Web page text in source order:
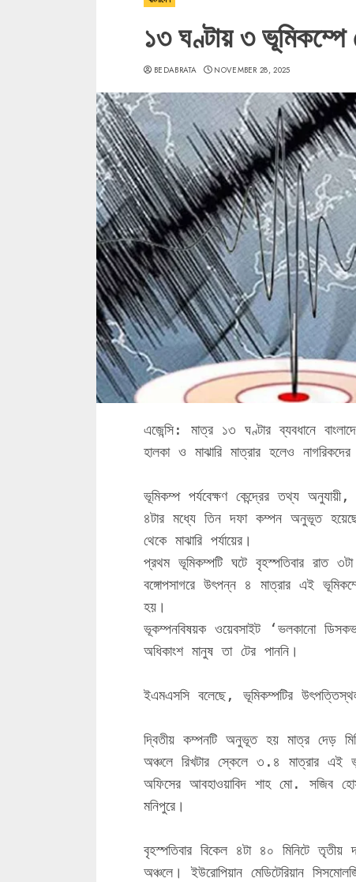
১৩ ঘণ্টায় ৩
BEDABRATA NOVEMBER 28, 2025
এজেন্সি: মাত্র ১৩ ঘণ্টার ব্যবধানে
হালকা ও মাঝারি মাত্রার হলেও
ভূমিকম্প পর্যবেক্ষণ কেন্দ্রের তথ্য
৪টার মধ্যে তিন দফা কম্পন অনুভূত
থেকে মাঝারি পর্যায়ের।
প্রথম ভূমিকম্পটি ঘটে বৃহস্পতিবার রাত
বঙ্গোপসাগরে উৎপন্ন ৪ মাত্রার এই
হয়।
ভূকম্পনবিষয়ক ওয়েবসাইট ‘ভলকানো
অধিকাংশ মানুষ তা টের পাননি।
ইএমএসসি বলেছে, ভূমিকম্পটির
দ্বিতীয় কম্পনটি অনুভূত হয় মাত্র দেড়
অঞ্চলে রিখটার স্কেলে ৩.৪ মাত্রার এই
অফিসের আবহাওয়াবিদ শাহ মো. সজিব
মনিপুরে।
বৃহস্পতিবার বিকেল ৪টা ৪০ মিনিটে
অঞ্চলে। ইউরোপিয়ান মেডিটেরিয়ান